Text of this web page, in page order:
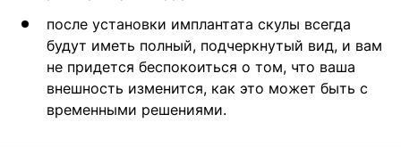
после установки имплантата скулы всегда
будут иметь полный, подчеркнутый вид, и вам
не придется беспокоиться о том, что ваша
внешность изменится, как это может быть с
временными решениями.